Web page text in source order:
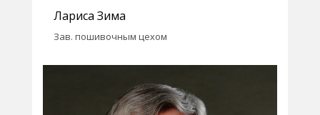
Лариса Зима
Зав. пошивочным цехом